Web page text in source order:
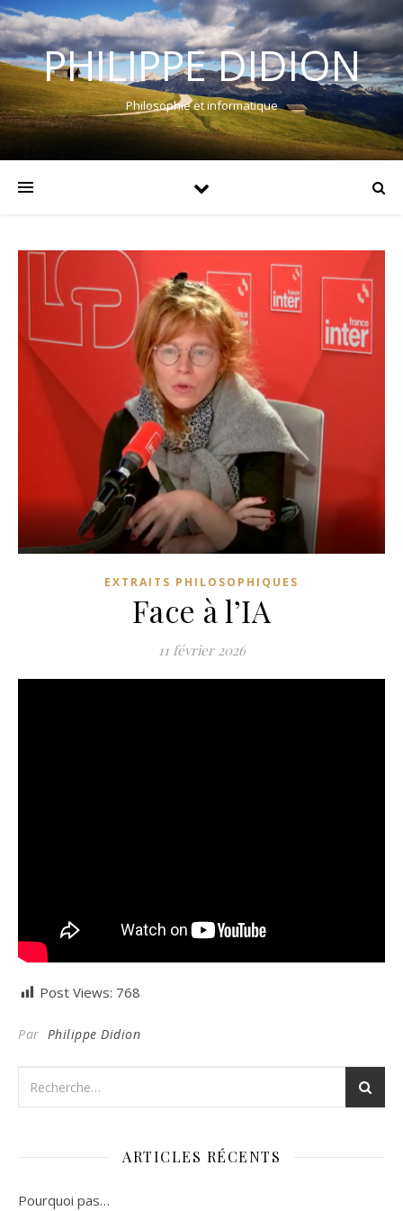
PHILIPPE DIDION
Philosophie et informatique
EXTRAITS PHILOSOPHIQUES
Face à l’IA
11 février 2026
Post Views: 768
Par Philippe Didion
ARTICLES RÉCENTS
Pourquoi pas…